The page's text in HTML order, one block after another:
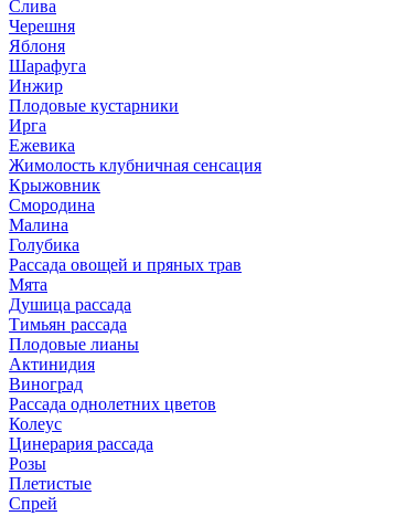
Слива
Черешня
Яблоня
Шарафуга
Инжир
Плодовые кустарники
Ирга
Ежевика
Жимолость клубничная сенсация
Крыжовник
Смородина
Малина
Голубика
Рассада овощей и пряных трав
Мята
Душица рассада
Тимьян рассада
Плодовые лианы
Актинидия
Виноград
Рассада однолетних цветов
Колеус
Цинерария рассада
Розы
Плетистые
Спрей